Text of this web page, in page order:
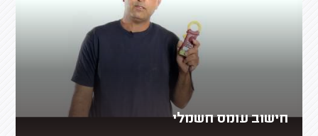
חישוב עומס חשמלי